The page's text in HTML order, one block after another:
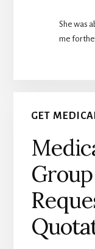
She was
me for
GET